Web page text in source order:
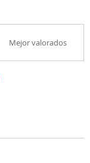
Mejor valorados